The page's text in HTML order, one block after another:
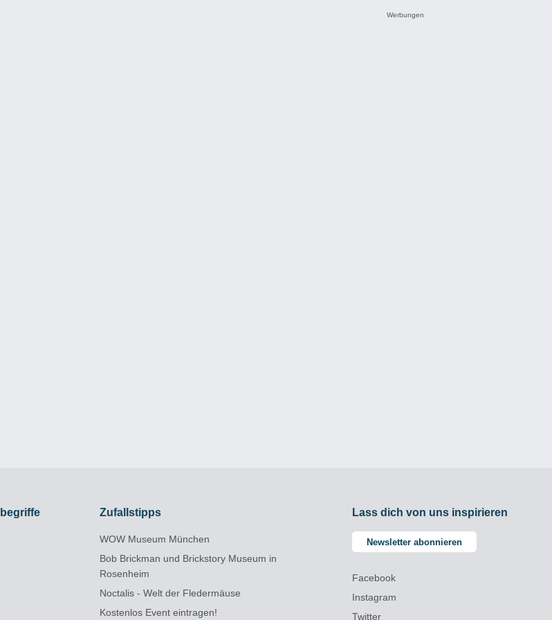
Werbungen
Zufallstipps
WOW Museum München
Bob Brickman und Brickstory Museum in
Rosenheim
Noctalis - Welt der Fledermäuse
Kostenlos Event eintragen!
Lass dich von uns inspirieren
Newsletter abonnieren
Facebook
Instagram
Twitter